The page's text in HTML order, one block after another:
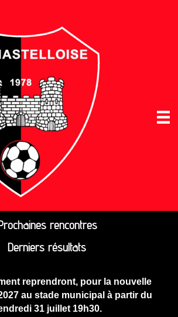
rencontres
Derniers résultats
reprendront, pour la nouvelle
au stade municipal à partir du
31 juillet 19h30.